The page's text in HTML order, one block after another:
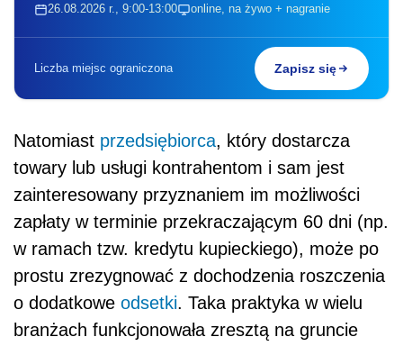
26.08.2026 r., 9:00-13:00 online, na żywo + nagranie
Liczba miejsc ograniczona Zapisz się
Natomiast przedsiębiorca, który dostarcza
towary lub usługi kontrahentom i sam jest
zainteresowany przyznaniem im możliwości
zapłaty w terminie przekraczającym 60 dni (np.
w ramach tzw. kredytu kupieckiego), może po
prostu zrezygnować z dochodzenia roszczenia
o dodatkowe odsetki. Taka praktyka w wielu
branżach funkcjonowała zresztą na gruncie